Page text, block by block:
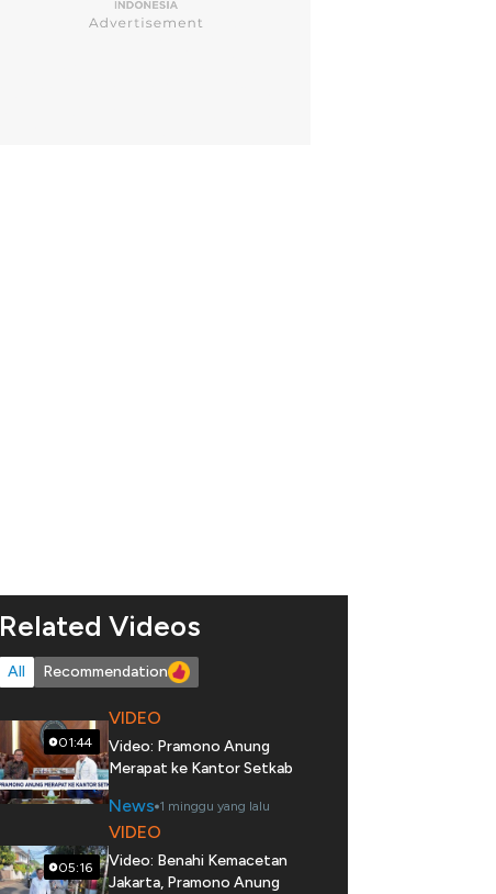
Related Videos
All Recommendation
01:44
VIDEO
Video: Pramono Anung
Merapat ke Kantor Setkab
News 1 minggu yang lalu
05:16
VIDEO
Video: Benahi Kemacetan
Jakarta, Pramono Anung